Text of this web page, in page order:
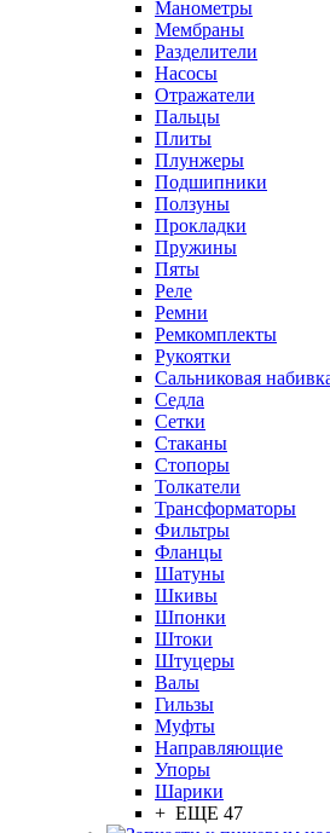
Манометры
Мембраны
Разделители
Насосы
Отражатели
Пальцы
Плиты
Плунжеры
Подшипники
Ползуны
Прокладки
Пружины
Пяты
Реле
Ремни
Ремкомплекты
Рукоятки
Сальниковая
Седла
Сетки
Стаканы
Стопоры
Толкатели
Трансформаторы
Фильтры
Фланцы
Шатуны
Шкивы
Шпонки
Штоки
Штуцеры
Валы
Гильзы
Муфты
Направляющие
Упоры
Шарики
+ ЕЩЕ 47